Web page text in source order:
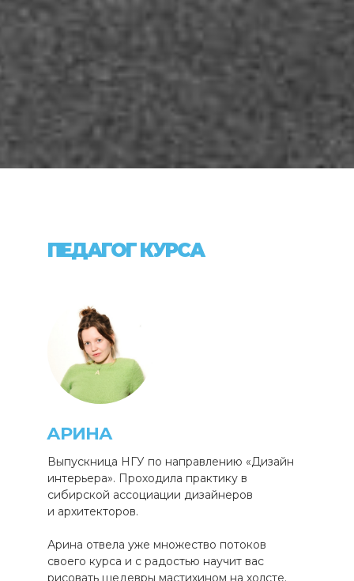
Арина отвела уже множество потоков
своего курса и с радостью научит вас
рисовать шедевры мастихином на холсте.
Выпускница НГУ по направлению «Дизайн
интерьера». Проходила практику в
сибирской ассоциации дизайнеров
и архитекторов.
АРИНА
ПЕДАГОГ КУРСА